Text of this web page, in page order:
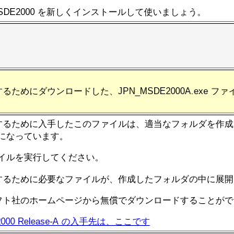
を新しくインストールして使いましょう。
ためにダウンロードした、JPN_MSDE2000A.exe ファ
ために入手したこのファイルは、適当なフォルダを作
っています。
を実行してください。
ために必要なファイルが、作成したフォルダの中に展開
社のホームページから無償でダウンロードすることがで
Release-A の入手先は、ここです